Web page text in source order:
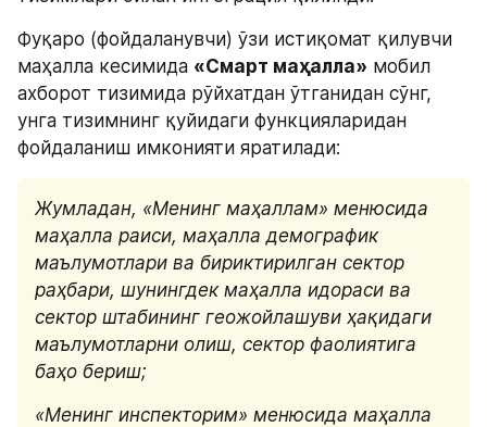
Фуқаро (фойдаланувчи) ўзи истиқомат қилувчи
маҳалла кесимида «Смарт маҳалла» мобил
ахборот тизимида рўйхатдан ўтганидан сўнг,
унга тизимнинг қуйидаги функцияларидан
фойдаланиш имконияти яратилади:
Жумладан, «Менинг маҳаллам» менюсида
маҳалла раиси, маҳалла демографик
маълумотлари ва бириктирилган сектор
раҳбари, шунингдек маҳалла идораси ва
сектор штабининг геожойлашуви ҳақидаги
маълумотларни олиш, сектор фаолиятига
баҳо бериш;
«Менинг инспекторим» менюсида маҳалла